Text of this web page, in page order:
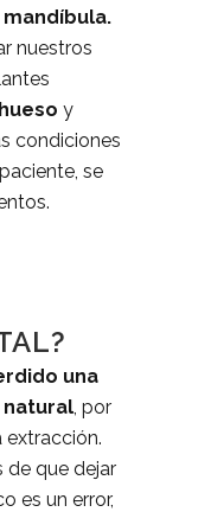
nuestros
y
condiciones
se
una
, por
extracción.
de que dejar
es un error,